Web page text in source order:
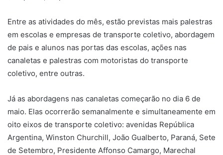
Entre as atividades do mês, estão previstas mais palestras
em escolas e empresas de transporte coletivo, abordagem
de pais e alunos nas portas das escolas, ações nas
canaletas e palestras com motoristas do transporte
coletivo, entre outras.
Já as abordagens nas canaletas começarão no dia 6 de
maio. Elas ocorrerão semanalmente e simultaneamente em
oito eixos de transporte coletivo: avenidas República
Argentina, Winston Churchill, João Gualberto, Paraná, Sete
de Setembro, Presidente Affonso Camargo, Marechal